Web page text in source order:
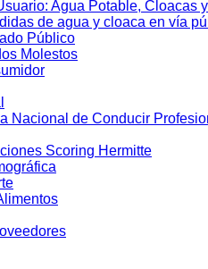
Agua Potable, Cloacas
de agua y cloaca en vía
Público
Molestos
Nacional de Conducir
Scoring Hermitte